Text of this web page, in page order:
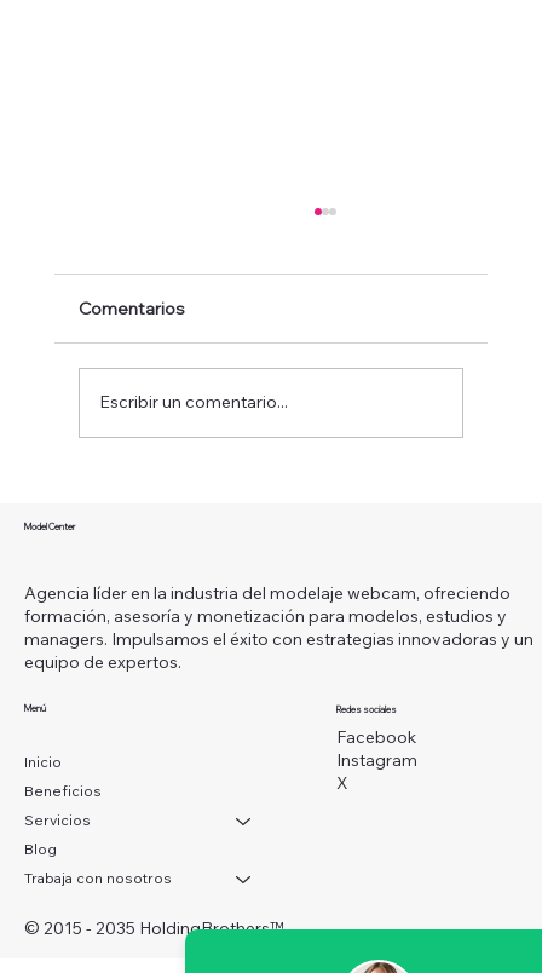
Comentarios
Escribir un comentario...
Model Center
Agencia líder en la industria del modelaje webcam, ofreciendo
formación, asesoría y monetización para modelos, estudios y
managers. Impulsamos el éxito con estrategias innovadoras y un
equipo de expertos.
Menú
Inicio
Beneficios
Servicios
Blog
Trabaja con nosotros
Redes sociales
Facebook
Instagram
X
© 2015 - 2035 HoldingBrothers™